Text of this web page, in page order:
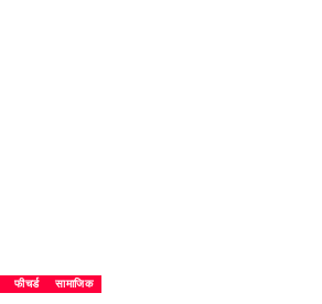
फीचर्ड सामाजिक